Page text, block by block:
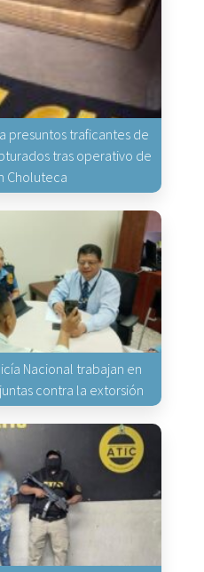
presuntos traficantes de
tras operativo de
Choluteca
Nacional trabajan en
contra la extorsión